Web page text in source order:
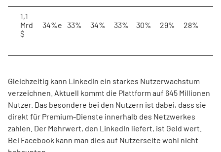
1,1
Mrd
$
34%e 33% 34% 33% 30% 29% 28%
Gleichzeitig kann LinkedIn ein starkes Nutzerwachstum
verzeichnen. Aktuell kommt die Plattform auf 645 Millionen
Nutzer. Das besondere bei den Nutzern ist dabei, dass sie
direkt für Premium-Dienste innerhalb des Netzwerkes
zahlen. Der Mehrwert, den LinkedIn liefert, ist Geld wert.
Bei Facebook kann man dies auf Nutzerseite wohl nicht